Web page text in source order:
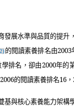
發展水準與品質的提升
2)的閱讀素養排名由2003
排名，卻由2000年的
的閱讀素養排名16，
與核心素養能力架